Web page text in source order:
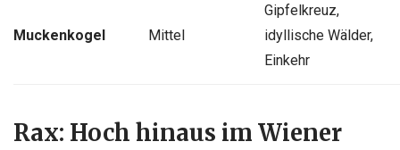
Muckenkogel Mittel
Gipfelkreuz,
idyllische Wälder,
Einkehr
Rax: Hoch hinaus im Wiener